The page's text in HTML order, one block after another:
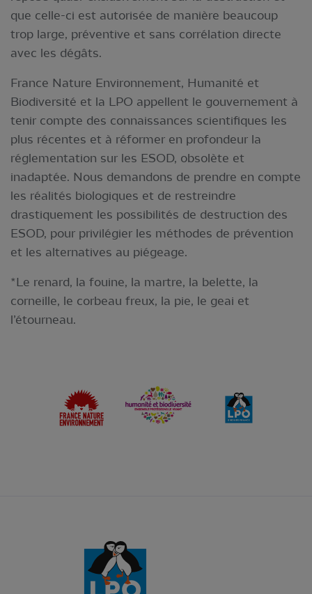
que celle-ci est autorisée de manière beaucoup
trop large, préventive et sans corrélation directe
avec les dégâts.
France Nature Environnement, Humanité et
Biodiversité et la LPO appellent le gouvernement à
tenir compte des connaissances scientifiques les
plus récentes et à réformer en profondeur la
réglementation sur les ESOD, obsolète et
inadaptée. Nous demandons de prendre en compte
les réalités biologiques et de restreindre
drastiquement les possibilités de destruction des
ESOD, pour privilégier les méthodes de prévention
et les alternatives au piégeage.
*Le renard, la fouine, la martre, la belette, la
corneille, le corbeau freux, la pie, le geai et
l’étourneau.